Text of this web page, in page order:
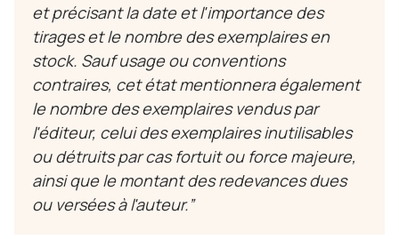
et précisant la date et l'importance des
tirages et le nombre des exemplaires en
stock. Sauf usage ou conventions
contraires, cet état mentionnera également
le nombre des exemplaires vendus par
l'éditeur, celui des exemplaires inutilisables
ou détruits par cas fortuit ou force majeure,
ainsi que le montant des redevances dues
ou versées à l'auteur.”